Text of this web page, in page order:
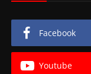
Facebook
Youtube